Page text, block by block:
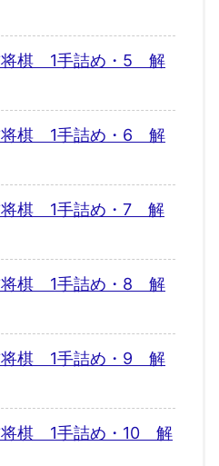
将棋 1手詰め・5 解
将棋 1手詰め・6 解
将棋 1手詰め・7 解
将棋 1手詰め・8 解
将棋 1手詰め・9 解
将棋 1手詰め・10 解